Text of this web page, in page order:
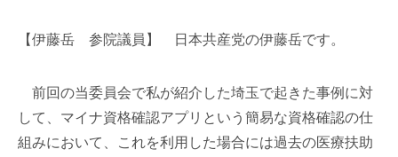
【伊藤岳 参院議員】 日本共産党の伊藤岳です。
前回の当委員会で私が紹介した埼玉で起きた事例に対
して、マイナ資格確認アプリという簡易な資格確認の仕
組みにおいて、これを利用した場合には過去の医療扶助